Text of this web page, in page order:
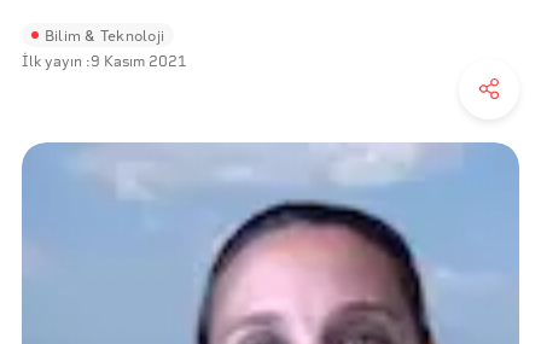
Bilim & Teknoloji
İlk yayın :9 Kasım 2021